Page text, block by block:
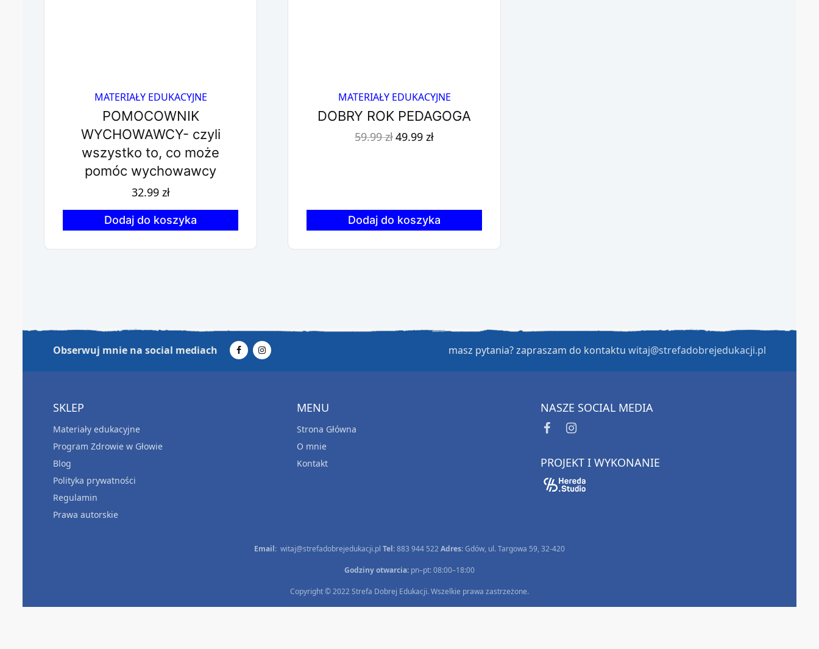
MATERIAŁY EDUKACYJNE
POMOCOWNIK
WYCHOWAWCY- czyli
wszystko to, co może
pomóc wychowawcy
32.99 zł
Dodaj do koszyka
MATERIAŁY EDUKACYJNE
DOBRY ROK PEDAGOGA
59.99złPierwotna
cena
49.99 złAktualna
Dodaj do koszyka
Obserwuj mnie na social mediach masz pytania? zapraszam do kontaktu witaj@strefadobrejedukacji.pl
SKLEP
Materiały edukacyjne
Program Zdrowie w Głowie
Blog
Polityka prywatności
Regulamin
Prawa autorskie
MENU
Strona Główna
O mnie
Kontakt
NASZE SOCIAL MEDIA
PROJEKT I WYKONANIE
Email: witaj@strefadobrejedukacji.pl Tel:883 944 522Adres: Gdów, ul. Targowa 59, 32-420
Godziny otwarcia:pn–pt: 08:00–18:00
Copyright © 2022 Strefa Dobrej Edukacji. Wszelkie prawa zastrzeżone.